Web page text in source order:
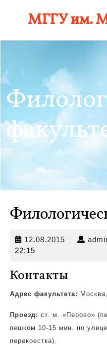
МГГУ им.
12.08.2015 12.08.2015
22:15
Контакты
Адрес факультета:
Проезд: ст. м. «Перово»
пешком 10-15 мин. по
перекрестка).